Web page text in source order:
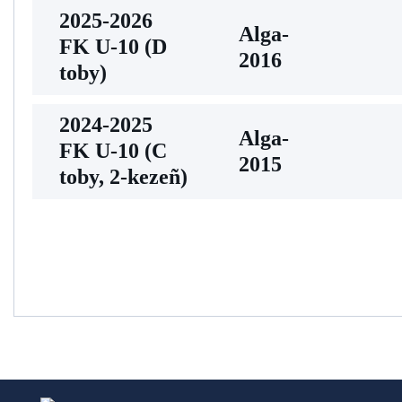
2025-2026
FK U-10 (D
toby)
Alga-
2016
2024-2025
FK U-10 (С
toby, 2-kezeñ)
Alga-
2015